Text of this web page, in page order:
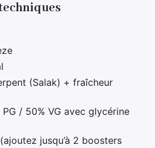
(Salak) + fraîcheur
PG / 50% VG avec glycérine
jusqu’à 2 boosters